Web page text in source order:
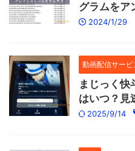
グラムをア
2024/1/29
動画配信サービ
まじっく快
はいつ？見
2025/9/14